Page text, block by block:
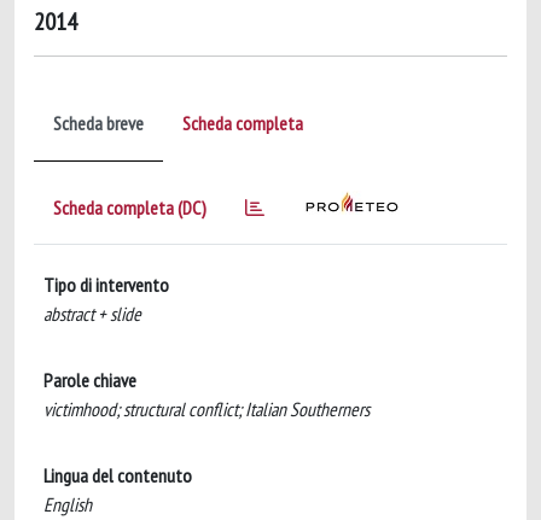
2014
Scheda breve Scheda completa
Scheda completa (DC)
Tipo di intervento
abstract + slide
Parole chiave
victimhood; structural conflict; Italian Southerners
Lingua del contenuto
English